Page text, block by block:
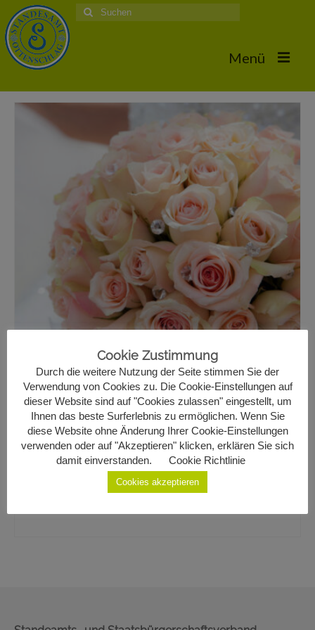
Suche
nach:
Menü
Home
Hochzeiten
Trauungstermine & Erforderliche Dokumente
Hochzeiten 2026
Hochzeiten 2025
Hochzeiten 2024
Hochzeiten 2017
Geburten
Staatsbürgerschaft
Sterbefälle
Gemeinde Ottenschlag
Kontakt
Monika Zainzinger & Roman
Maier
Cookie Zustimmung
Durch die weitere Nutzung der Seite stimmen Sie der
Verwendung von Cookies zu. Die Cookie-Einstellungen auf
dieser Website sind auf "Cookies zulassen" eingestellt, um
Ihnen das beste Surferlebnis zu ermöglichen. Wenn Sie
diese Website ohne Änderung Ihrer Cookie-Einstellungen
verwenden oder auf "Akzeptieren" klicken, erklären Sie sich
damit einverstanden.
Cookie Richtlinie
Cookies akzeptieren